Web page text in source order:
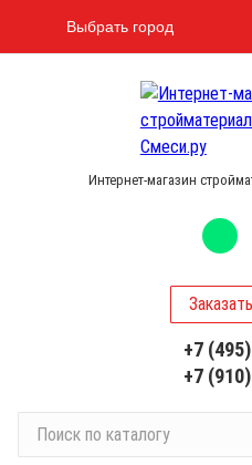
Выбрать город
Интернет-магазин
+7
+7